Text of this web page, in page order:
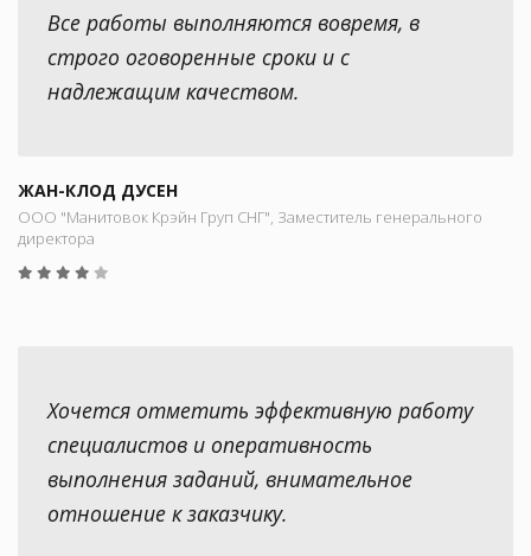
Все работы выполняются вовремя, в
строго оговоренные сроки и с
надлежащим качеством.
ЖАН-КЛОД ДУСЕН
ООО "Манитовок Крэйн Груп СНГ", Заместитель генерального
директора
Хочется отметить эффективную работу
специалистов и оперативность
выполнения заданий, внимательное
отношение к заказчику.